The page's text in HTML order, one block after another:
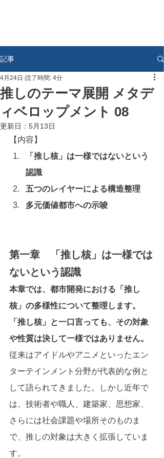
記事
推しのテーマ展開 メタデ
ィベロップメント 08
4月24日 読了時間: 4分
更新日： 5月13日
【内容】
「推し核」は一様ではないという
認識
五つのレイヤーによる構造整理
多元価値都市への示唆
第一章　「推し核」は一様では
ないという認識
本章では、都市開発における「推し
核」の多様性について整理します。
「推し核」と一口言っても、その対象
や性質は決して一様ではありません。
従来はアイドルやアニメといったエン
ターテインメント分野が代表的な例と
して語られてきました。しかし近年で
は、技術者や職人、建築家、思想家、
さらには社会課題や場所そのものま
で、推しの対象は大きく拡張していま
す。